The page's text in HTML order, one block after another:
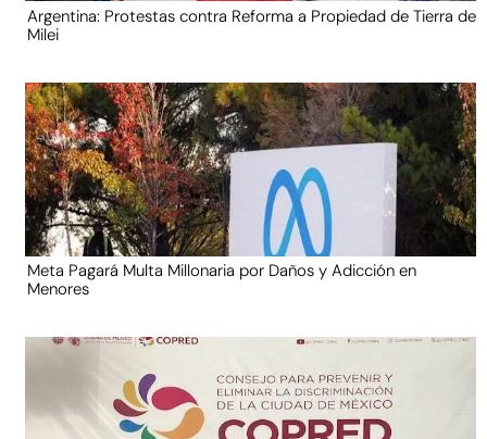
Argentina: Protestas contra Reforma a Propiedad de Tierra de
Milei
Meta Pagará Multa Millonaria por Daños y Adicción en
Menores